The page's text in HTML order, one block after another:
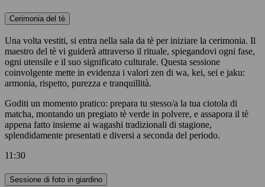
Cerimonia del tè
Una volta vestiti, si entra nella sala da tè per iniziare la cerimonia. Il
maestro del tè vi guiderà attraverso il rituale, spiegandovi ogni fase,
ogni utensile e il suo significato culturale. Questa sessione
coinvolgente mette in evidenza i valori zen di wa, kei, sei e jaku:
armonia, rispetto, purezza e tranquillità.
Goditi un momento pratico: prepara tu stesso/a la tua ciotola di
matcha, montando un pregiato tè verde in polvere, e assapora il tè
appena fatto insieme ai wagashi tradizionali di stagione,
splendidamente presentati e diversi a seconda del periodo.
11:30
Sessione di foto in giardino